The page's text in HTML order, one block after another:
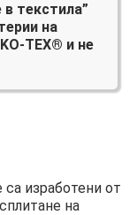
текстила”
на
TEX® и не
изработени от
на